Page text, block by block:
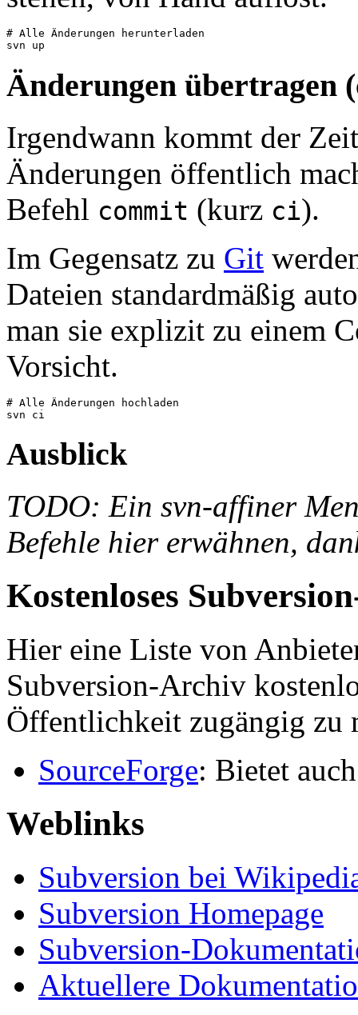
# Alle Änderungen herunterladen
Änderungen übertragen
Irgendwann kommt der
Änderungen öffentlich
Befehl commit (kurz ci).
Im Gegensatz zu Git
Dateien standardmäßig
man sie explizit zu einem
Vorsicht.
# Alle Änderungen hochladen
Ausblick
TODO: Ein svn-affiner
Befehle hier erwähnen,
Kostenloses
Hier eine Liste von
Subversion-Archiv
Öffentlichkeit zugängig zu
SourceForge: Bietet
Weblinks
Subversion bei
Subversion Homepage
Subversion-
Aktuellere